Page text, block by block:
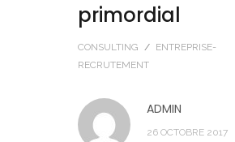
primordial
CONSULTING / ENTREPRISE-
RECRUTEMENT
ADMIN
26 OCTOBRE 2017